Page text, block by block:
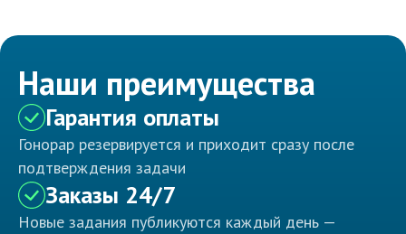
Наши преимущества
Гарантия оплаты
Гонорар резервируется и приходит сразу после
подтверждения задачи
Заказы 24/7
Новые задания публикуются каждый день —